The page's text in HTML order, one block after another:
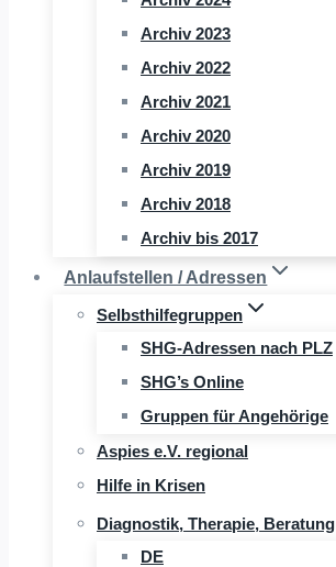
Archiv 2023
Archiv 2022
Archiv 2021
Archiv 2020
Archiv 2019
Archiv 2018
Archiv bis 2017
Anlaufstellen / Adressen
Selbsthilfegruppen
SHG-Adressen nach PLZ
SHG’s Online
Gruppen für Angehörige
Aspies e.V. regional
Hilfe in Krisen
Diagnostik, Therapie, Beratung
DE